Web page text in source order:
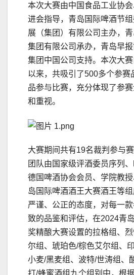
本次大赛由中国食品工业协
进会指导，青岛国际啤酒节
展（集团）有限公司主办，
集团有限公司承办，青岛早
集团中国公司支持。本次大
以来，共吸引了500多个参赛
品参与比赛，充分体现了参
和重视。
大赛期间共有19名裁判参与
团队由国家级评酒委员序列、
德国啤酒协会会员、学院教
岛国际啤酒酒王大赛酒王等组
严谨、公正的态度，对每一
致的品鉴和评估，在2024青
奖精酿大赛设置的拉格组、
尔组、琥珀色/棕色艾尔组、
小麦/黑麦组、波特/世涛组、
打/蜂蜜酒组九个组别中，根